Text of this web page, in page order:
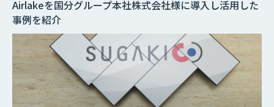
Airlakeを国分グループ本社株式会社様に導入し活用した
事例を紹介